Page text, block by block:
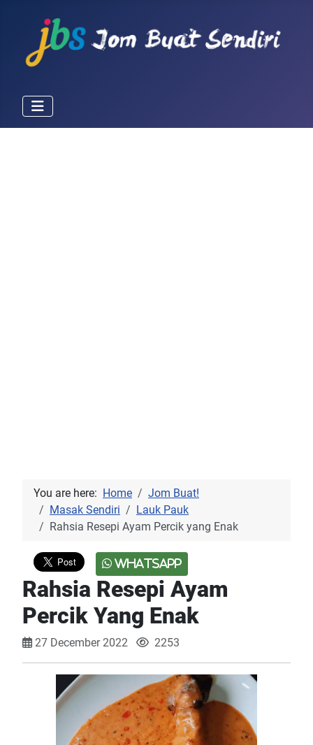
You are here: Home
Jom Buat!
Masak Sendiri
Lauk Pauk
Rahsia Resepi Ayam Percik yang Enak
WhatsApp
Rahsia Resepi Ayam
Percik Yang Enak
27 December 2022 2253